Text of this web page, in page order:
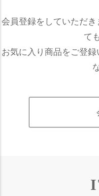
会員登録をしていただ
て
お気に入り商品をご登